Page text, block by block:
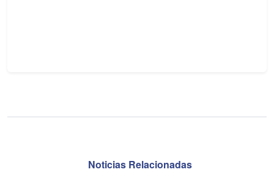
Noticias Relacionadas